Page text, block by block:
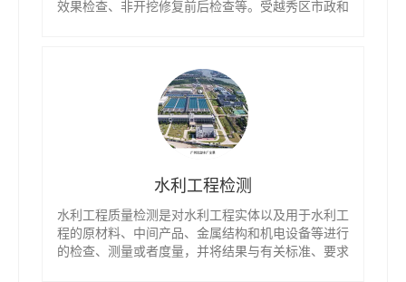
效果检查、非开挖修复前后检查等。受越秀区市政和
水利工程检测
水利工程质量检测是对水利工程实体以及用于水利工
程的原材料、中间产品、金属结构和机电设备等进行
的检查、测量或者度量，并将结果与有关标准、要求